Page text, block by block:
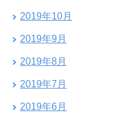
2019年10月
2019年9月
2019年8月
2019年7月
2019年6月